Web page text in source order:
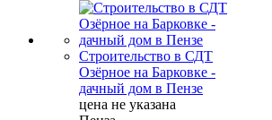
Строительство в СДТ
Озёрное на Барковке -
дачный дом в Пензе
цена не указана